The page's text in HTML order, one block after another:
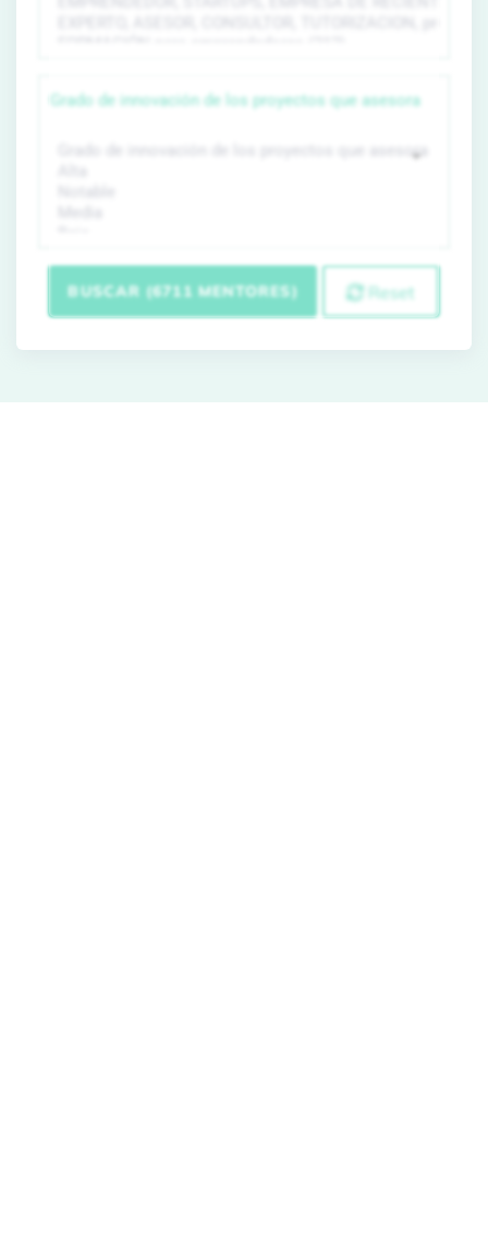
Grado de innovación de los proyectos que asesora
BUSCAR (6711 MENTORES) Reset